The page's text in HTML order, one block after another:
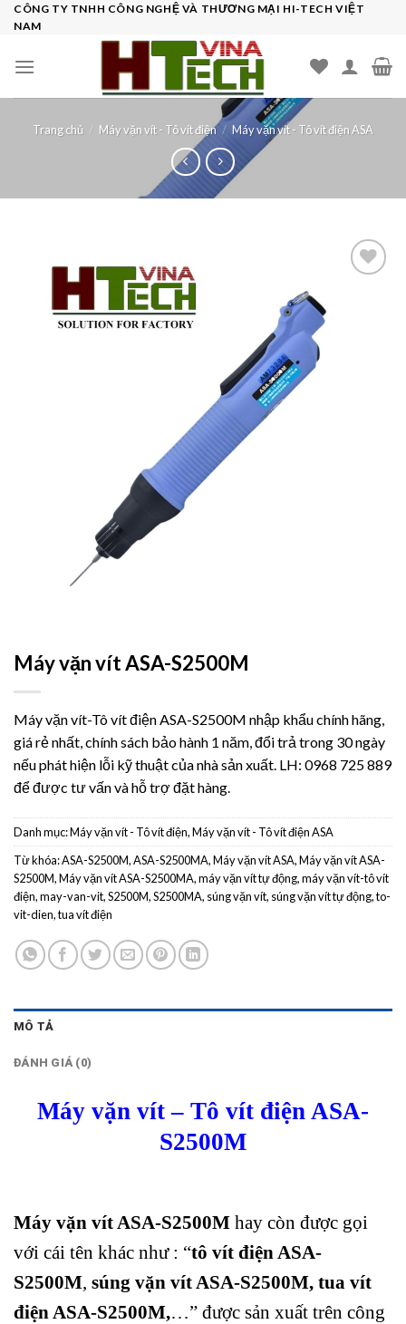
SkipCÔNG TY TNHH CÔNG NGHỆ VÀ THƯƠNG MẠI HI-TECH VIỆT
NAM
Trang chủ / Máy vặn vít - Tô vít điện / Máy vặn vít - Tô vít điện ASA
Máy vặn vít ASA-S2500M
Máy vặn vít-Tô vít điện ASA-S2500M nhập khẩu chính hãng,
giá rẻ nhất, chính sách bảo hành 1 năm, đổi trả trong 30 ngày
nếu phát hiện lỗi kỹ thuật của nhà sản xuất. LH: 0968 725 889
để được tư vấn và hỗ trợ đặt hàng.
Danh mục:Máy vặn vít - Tô vít điện,Máy vặn vít - Tô vít điện ASA
Từ khóa:ASA-S2500M,ASA-S2500MA,Máy vặn vít ASA,Máy vặn vít ASA-
S2500M,Máy vặn vít ASA-S2500MA,máy vặn vít tự động,máy vặn vít-tô vít
điện,may-van-vit,S2500M,S2500MA, súng vặn vít, súng vặn vít tự động,to-
vit-dien,tua vít điện
MÔ TẢ
ĐÁNH GIÁ (0)
Máy vặn vít – Tô vít điện ASA-
S2500M
Máy vặn vít ASA-S2500M hay còn được gọi
với cái tên khác như : “tô vít điện ASA-
S2500M, súng vặn vít ASA-S2500M, tua vít
điện ASA-S2500M,…” được sản xuất trên công